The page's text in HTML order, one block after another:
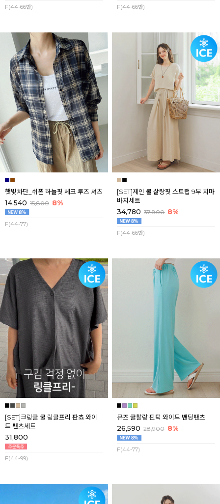
F(44-66반) F(44-66반)
햇빛차단_쉬폰 하늘핏 체크 루즈 셔츠
14,540 15,800 8%
F(44-77)
[SET]제인 쿨 살랑핏 스트랩 9부 치마
바지세트
34,780 37,800 8%
F(44-66반)
[SET]크링클 쿨 링클프리 판쵸 와이
드 팬츠세트
31,800
F(44-99)
뮤즈 쿨찰랑 핀턱 와이드 밴딩팬츠
26,590 28,900 8%
F(44-77)